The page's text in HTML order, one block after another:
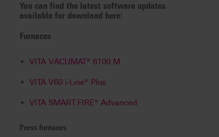
You can find the latest software updates
available for download here:
Furnaces
VITA VACUMAT® 6100 M
VITA V60 i-Line® Plus
VITA SMART.FIRE® Advanced
Press furnaces